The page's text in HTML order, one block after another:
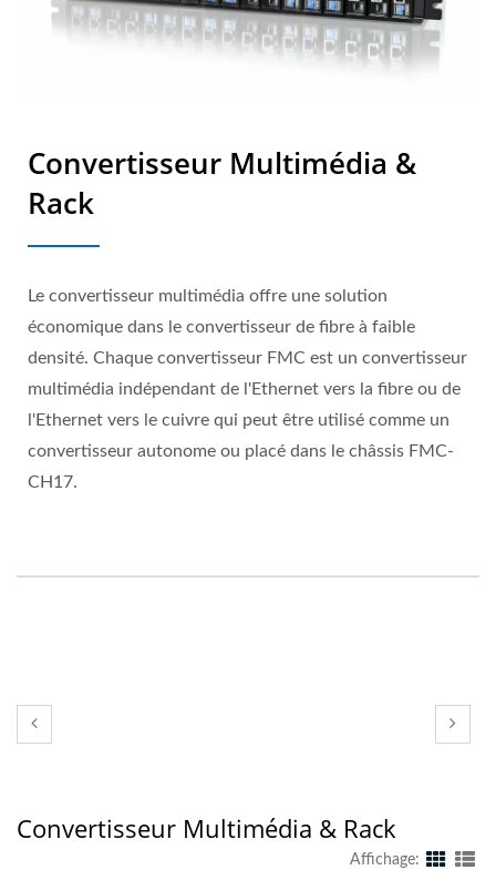
Convertisseur Multimédia &
Rack
Le convertisseur multimédia offre une solution
économique dans le convertisseur de fibre à faible
densité. Chaque convertisseur FMC est un convertisseur
multimédia indépendant de l'Ethernet vers la fibre ou de
l'Ethernet vers le cuivre qui peut être utilisé comme un
convertisseur autonome ou placé dans le châssis FMC-
CH17.
Convertisseur Multimédia & Rack
Affichage: